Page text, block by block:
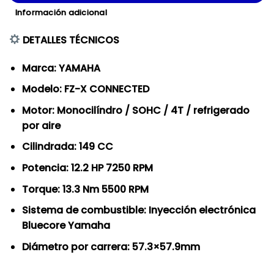
Información adicional
DETALLES TÉCNICOS
Marca: YAMAHA
Modelo: FZ-X CONNECTED
Motor: Monocilíndro / SOHC / 4T / refrigerado
por aire
Cilindrada: 149 CC
Potencia: 12.2 HP 7250 RPM
Torque: 13.3 Nm 5500 RPM
Sistema de combustible: Inyección electrónica
Bluecore Yamaha
Diámetro por carrera: 57.3×57.9mm